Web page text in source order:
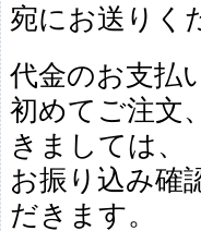
宛にお送りく
代金のお支払
初めてご注文
きましては、
お振り込み確
だきます。